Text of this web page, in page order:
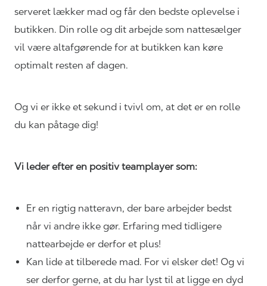
serveret lækker mad og får den bedste oplevelse i
butikken. Din rolle og dit arbejde som nattesælger
vil være altafgørende for at butikken kan køre
optimalt resten af dagen.
Og vi er ikke et sekund i tvivl om, at det er en rolle
du kan påtage dig!
Vi leder efter en positiv teamplayer som:
Er en rigtig natteravn, der bare arbejder bedst
når vi andre ikke gør. Erfaring med tidligere
nattearbejde er derfor et plus!
Kan lide at tilberede mad. For vi elsker det! Og vi
ser derfor gerne, at du har lyst til at ligge en dyd